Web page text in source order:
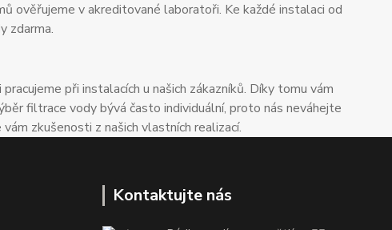
ověřujeme v akreditované laboratoři. Ke každé instalaci od
zdarma.
při instalacích u našich zákazníků. Díky tomu vám
filtrace vody bývá často individuální, proto nás neváhejte
zkušenosti z našich vlastních realizací.
Kontaktujte nás